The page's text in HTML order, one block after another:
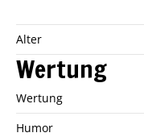
Alter
Wertung
Wertung
Humor